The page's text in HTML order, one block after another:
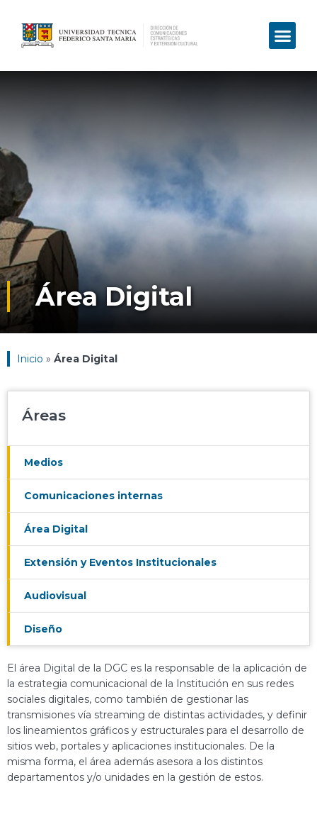
Área Digital
Inicio » Área Digital
El área Digital de la DGC es la responsable de la aplicación de
la estrategia comunicacional de la Institución en sus redes
sociales digitales, como también de gestionar las
transmisiones vía streaming de distintas actividades, y definir
los lineamientos gráficos y estructurales para el desarrollo de
sitios web, portales y aplicaciones institucionales. De la
misma forma, el área además asesora a los distintos
departamentos y/o unidades en la gestión de estos.
Áreas
Medios
Comunicaciones internas
Área Digital
Extensión y Eventos Institucionales
Audiovisual
Diseño